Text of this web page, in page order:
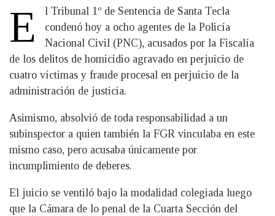
E
l Tribunal 1º de Sentencia de Santa Tecla
condenó hoy a ocho agentes de la Policía
Nacional Civil (PNC), acusados por la Fiscalía
de los delitos de homicidio agravado en perjuicio de
cuatro víctimas y fraude procesal en perjuicio de la
administración de justicia.
Asimismo, absolvió de toda responsabilidad a un
subinspector a quien también la FGR vinculaba en este
mismo caso, pero acusaba únicamente por
incumplimiento de deberes.
El juicio se ventiló bajo la modalidad colegiada luego
que la Cámara de lo penal de la Cuarta Sección del